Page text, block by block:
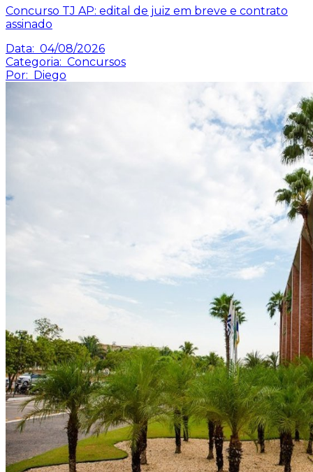
Concurso TJ AP: edital de juiz em breve e contrato
assinado
Data: 04/08/2026
Categoria: Concursos
Por:
Diego